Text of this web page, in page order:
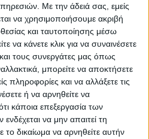
Με την άδειά σας, εμείς
να χρησιμοποιήσουμε ακριβή
και ταυτοποίησης μέσω
κάνετε κλικ για να συναινέσετε
τους συνεργάτες μας όπως
μπορείτε να αποκτήσετε
πληροφορίες και να αλλάξετε τις
ή να αρνηθείτε να
κάποια επεξεργασία των
να μην απαιτεί τη
δικαίωμα να αρνηθείτε αυτήν